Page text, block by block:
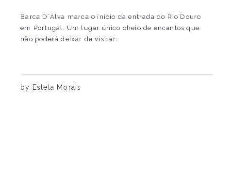
Barca D´Alva marca o início da entrada do Rio Douro
em Portugal. Um lugar único cheio de encantos que
não poderá deixar de visitar.
by Estela Morais